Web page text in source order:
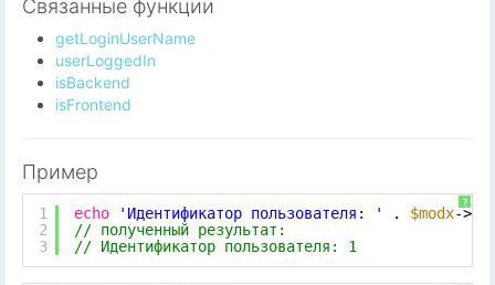
Связанные функции
getLoginUserName
userLoggedIn
isBackend
isFrontend
Пример
?
1
2
3
echo 'Идентификатор пользователя: ' . $modx-
// полученный результат:
// Идентификатор пользователя: 1